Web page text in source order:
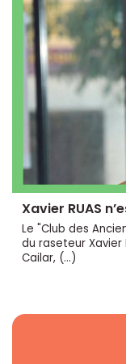
Xavier RUAS
Le "Club des
du raseteur Xavier
Cailar, (…)